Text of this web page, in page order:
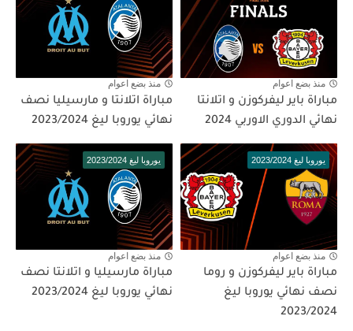
منذ بضع اعوام
مباراة باير ليفركوزن و اتلانتا
نهائي الدوري الاوربي 2024
منذ بضع اعوام
مباراة اتلانتا و مارسيليا نصف
نهائي يوروبا ليغ 2023/2024
يوروبا ليغ 2023/2024
منذ بضع اعوام
مباراة باير ليفركوزن و روما
نصف نهائي يوروبا ليغ
2023/2024
يوروبا ليغ 2023/2024
منذ بضع اعوام
مباراة مارسيليا و اتلانتا نصف
نهائي يوروبا ليغ 2023/2024